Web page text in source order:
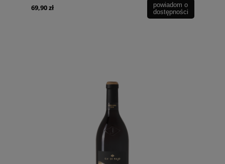
69,90 zł
powiadom o
dostępności